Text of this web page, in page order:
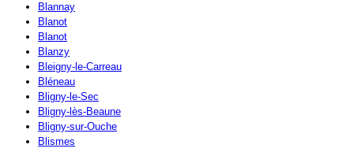
Blannay
Blanot
Blanot
Blanzy
Bleigny-le-Carreau
Bléneau
Bligny-le-Sec
Bligny-lès-Beaune
Bligny-sur-Ouche
Blismes